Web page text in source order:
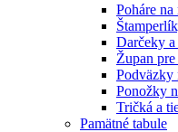
Poháre
Darčeky
Župan
Podväzky
Ponožky
Tričká a
Pamätné tabule